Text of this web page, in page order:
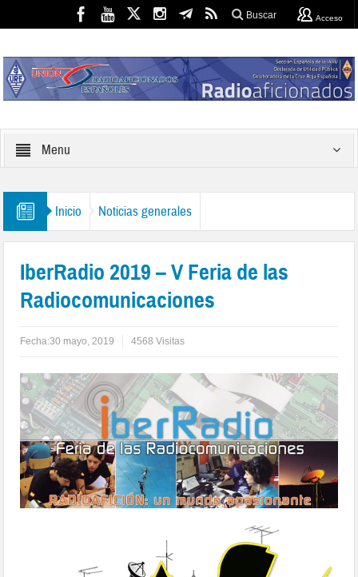
Buscar Acceso
Menu
Inicio Noticias generales
IberRadio 2019 – V Feria de las
Radiocomunicaciones
Fecha:30 mayo, 2019 4568 Visitas